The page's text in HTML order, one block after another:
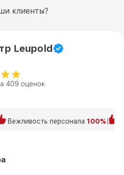
клиенты?
Leupold
409 оценок
Вежливость персонала 100%